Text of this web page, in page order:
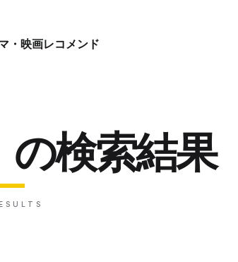
・映画レコメンド
の検索結果